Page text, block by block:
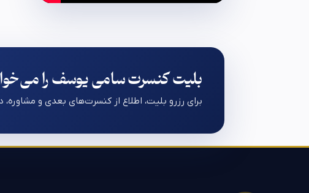
بلیت کنسرت سامی یوسف را
برای رزرو بلیت، اطلاع از کنسرت‌های بعدی و